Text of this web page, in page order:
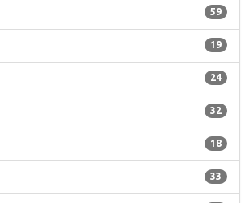
59
19
24
32
18
33